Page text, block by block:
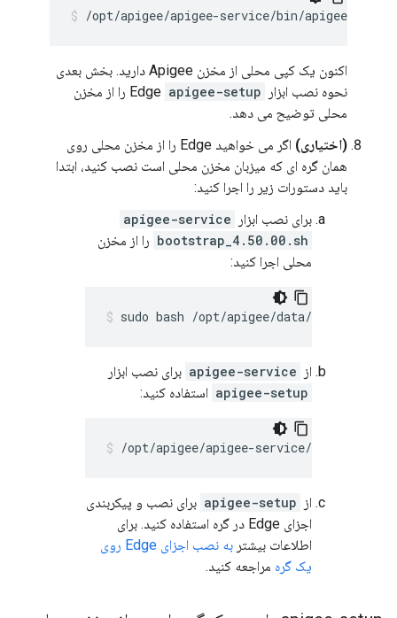
/opt/apigee/apigee-service/bin/apigee-
اکنون یک کپی محلی از مخزن Apigee دارید. بخش بعدی
نحوه نصب ابزار Edge
apigee-setup
را از مخزن
محلی توضیح می دهد.
(اختیاری)
اگر می خواهید Edge را از مخزن محلی روی
همان گره ای که میزبان مخزن محلی است نصب کنید، ابتدا
باید دستورات زیر را اجرا کنید:
برای نصب ابزار
apigee-service
bootstrap_4.50.00.sh را از مخزن
محلی اجرا کنید:
sudo bash /opt/apigee/data/apigee-
از apigee-service برای نصب ابزار
apigee-setup استفاده کنید:
/opt/apigee/apigee-service/bin/
از apigee-setup برای نصب و پیکربندی
اجزای Edge در گره استفاده کنید. برای
اطلاعات بیشتر
به نصب اجزای Edge روی
یک گره مراجعه کنید.